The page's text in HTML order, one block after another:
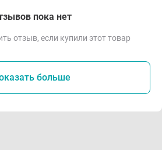
пока нет
отзыв, если купили этот товар
больше